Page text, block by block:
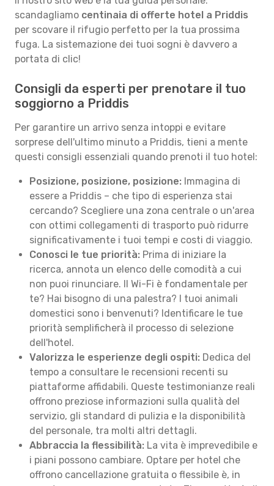
scandagliamo centinaia di offerte hotel a Priddis
per scovare il rifugio perfetto per la tua prossima
fuga. La sistemazione dei tuoi sogni è davvero a
portata di clic!
Consigli da esperti per prenotare il tuo
soggiorno a Priddis
Per garantire un arrivo senza intoppi e evitare
sorprese dell'ultimo minuto a Priddis, tieni a mente
questi consigli essenziali quando prenoti il tuo hotel:
Posizione, posizione, posizione: Immagina di
essere a Priddis – che tipo di esperienza stai
cercando? Scegliere una zona centrale o un'area
con ottimi collegamenti di trasporto può ridurre
significativamente i tuoi tempi e costi di viaggio.
Conosci le tue priorità: Prima di iniziare la
ricerca, annota un elenco delle comodità a cui
non puoi rinunciare. Il Wi-Fi è fondamentale per
te? Hai bisogno di una palestra? I tuoi animali
domestici sono i benvenuti? Identificare le tue
priorità semplificherà il processo di selezione
dell'hotel.
Valorizza le esperienze degli ospiti: Dedica del
tempo a consultare le recensioni recenti su
piattaforme affidabili. Queste testimonianze reali
offrono preziose informazioni sulla qualità del
servizio, gli standard di pulizia e la disponibilità
del personale, tra molti altri dettagli.
Abbraccia la flessibilità: La vita è imprevedibile e
i piani possono cambiare. Optare per hotel che
offrono cancellazione gratuita o flessibile è, in